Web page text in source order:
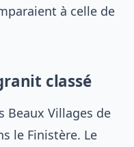
à celle de
classé
Beaux Villages de
le Finistère. Le